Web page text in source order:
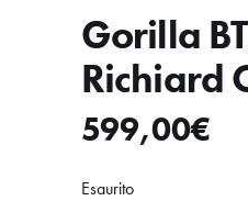
Gorilla
Richiard
599,00€
Esaurito